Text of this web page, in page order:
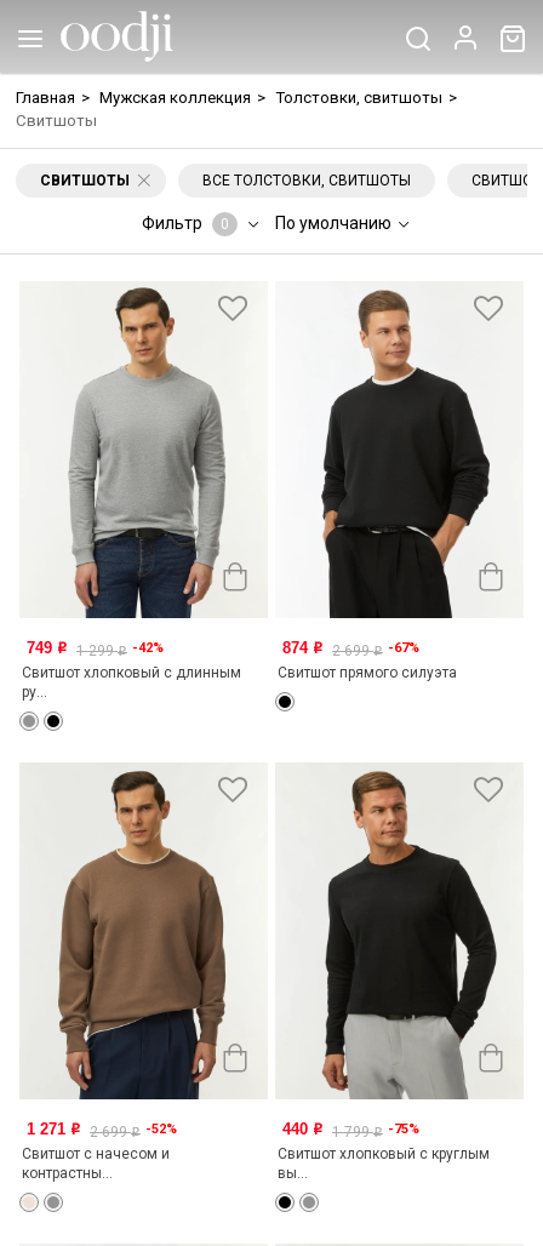
Главная > Мужская коллекция > Толстовки, свитшоты >
Свитшоты
СВИТШОТЫ ВСЕ ТОЛСТОВКИ, СВИТШОТЫ
Фильтр 0 По умолчанию
749 o 1 299o -42%
Свитшот хлопковый с длинным
ру...
874 o 2 699o -67%
Свитшот прямого силуэта
1 271 o 2 699o -52%
Свитшот с начесом и
контрастны...
440 o 1 799o -75%
Свитшот хлопковый с круглым
вы...